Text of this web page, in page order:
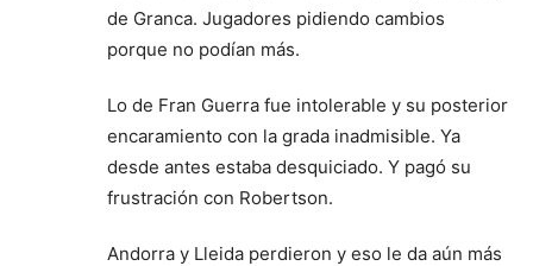
de Granca. Jugadores pidiendo cambios
porque no podían más.
Lo de Fran Guerra fue intolerable y su posterior
encaramiento con la grada inadmisible. Ya
desde antes estaba desquiciado. Y pagó su
frustración con Robertson.
Andorra y Lleida perdieron y eso le da aún más